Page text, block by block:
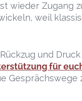
wieder Zugang
weil
und
für
Gesprächswege